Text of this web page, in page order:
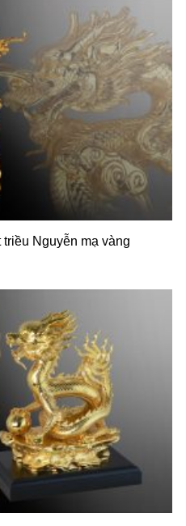
Nguyễn mạ vàng